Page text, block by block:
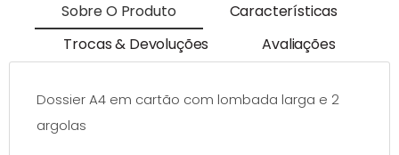
Sobre O Produto
Características
Trocas & Devoluções
Avaliações
Dossier A4 em cartão com lombada larga e 2
argolas